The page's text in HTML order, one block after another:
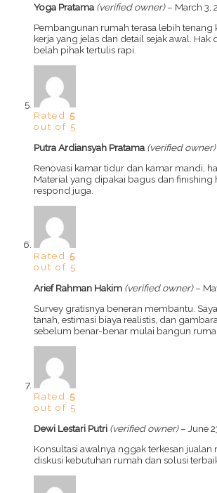
Yoga Pratama (verified owner) – March 3,
Pembangunan rumah terasa lebih tenang
kerja yang jelas dan detail sejak awal. Hak
belah pihak tertulis rapi.
Rated 5
out of 5
Putra Ardiansyah Pratama (verified owner)
Renovasi kamar tidur dan kamar mandi,
Material yang dipakai bagus dan finishing
respond juga.
Rated 5
out of 5
Arief Rahman Hakim (verified owner) –
Survey gratisnya beneran membantu.
tanah, estimasi biaya realistis, dan
sebelum benar-benar mulai bangun
Rated 5
out of 5
Dewi Lestari Putri (verified owner) – June
Konsultasi awalnya nggak terkesan jualan
diskusi kebutuhan rumah dan solusi